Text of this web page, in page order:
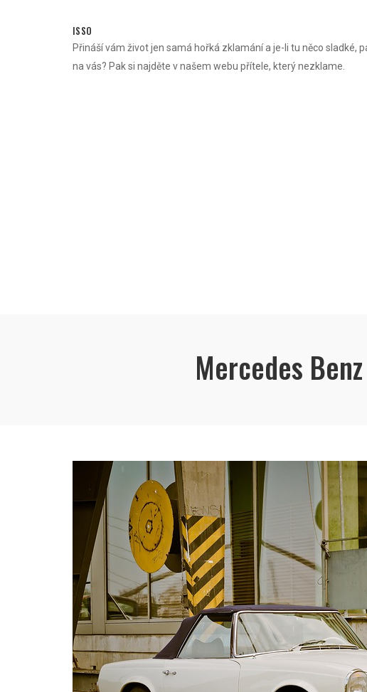
ISSO
Přináší vám život jen samá hořká zklamání a je-li tu něco sladké,
na vás? Pak si najděte v našem webu přítele, který nezklame.
Mercedes